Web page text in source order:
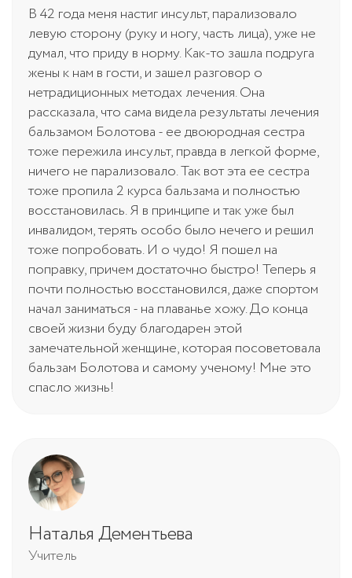
В 42 года меня настиг инсульт, парализовало
левую сторону (руку и ногу, часть лица), уже не
думал, что приду в норму. Как-то зашла подруга
жены к нам в гости, и зашел разговор о
нетрадиционных методах лечения. Она
рассказала, что сама видела результаты лечения
бальзамом Болотова - ее двоюродная сестра
тоже пережила инсульт, правда в легкой форме,
ничего не парализовало. Так вот эта ее сестра
тоже пропила 2 курса бальзама и полностью
восстановилась. Я в принципе и так уже был
инвалидом, терять особо было нечего и решил
тоже попробовать. И о чудо! Я пошел на
поправку, причем достаточно быстро! Теперь я
почти полностью восстановился, даже спортом
начал заниматься - на плаванье хожу. До конца
своей жизни буду благодарен этой
замечательной женщине, которая посоветовала
бальзам Болотова и самому ученому! Мне это
спасло жизнь!
Наталья Дементьева
Учитель